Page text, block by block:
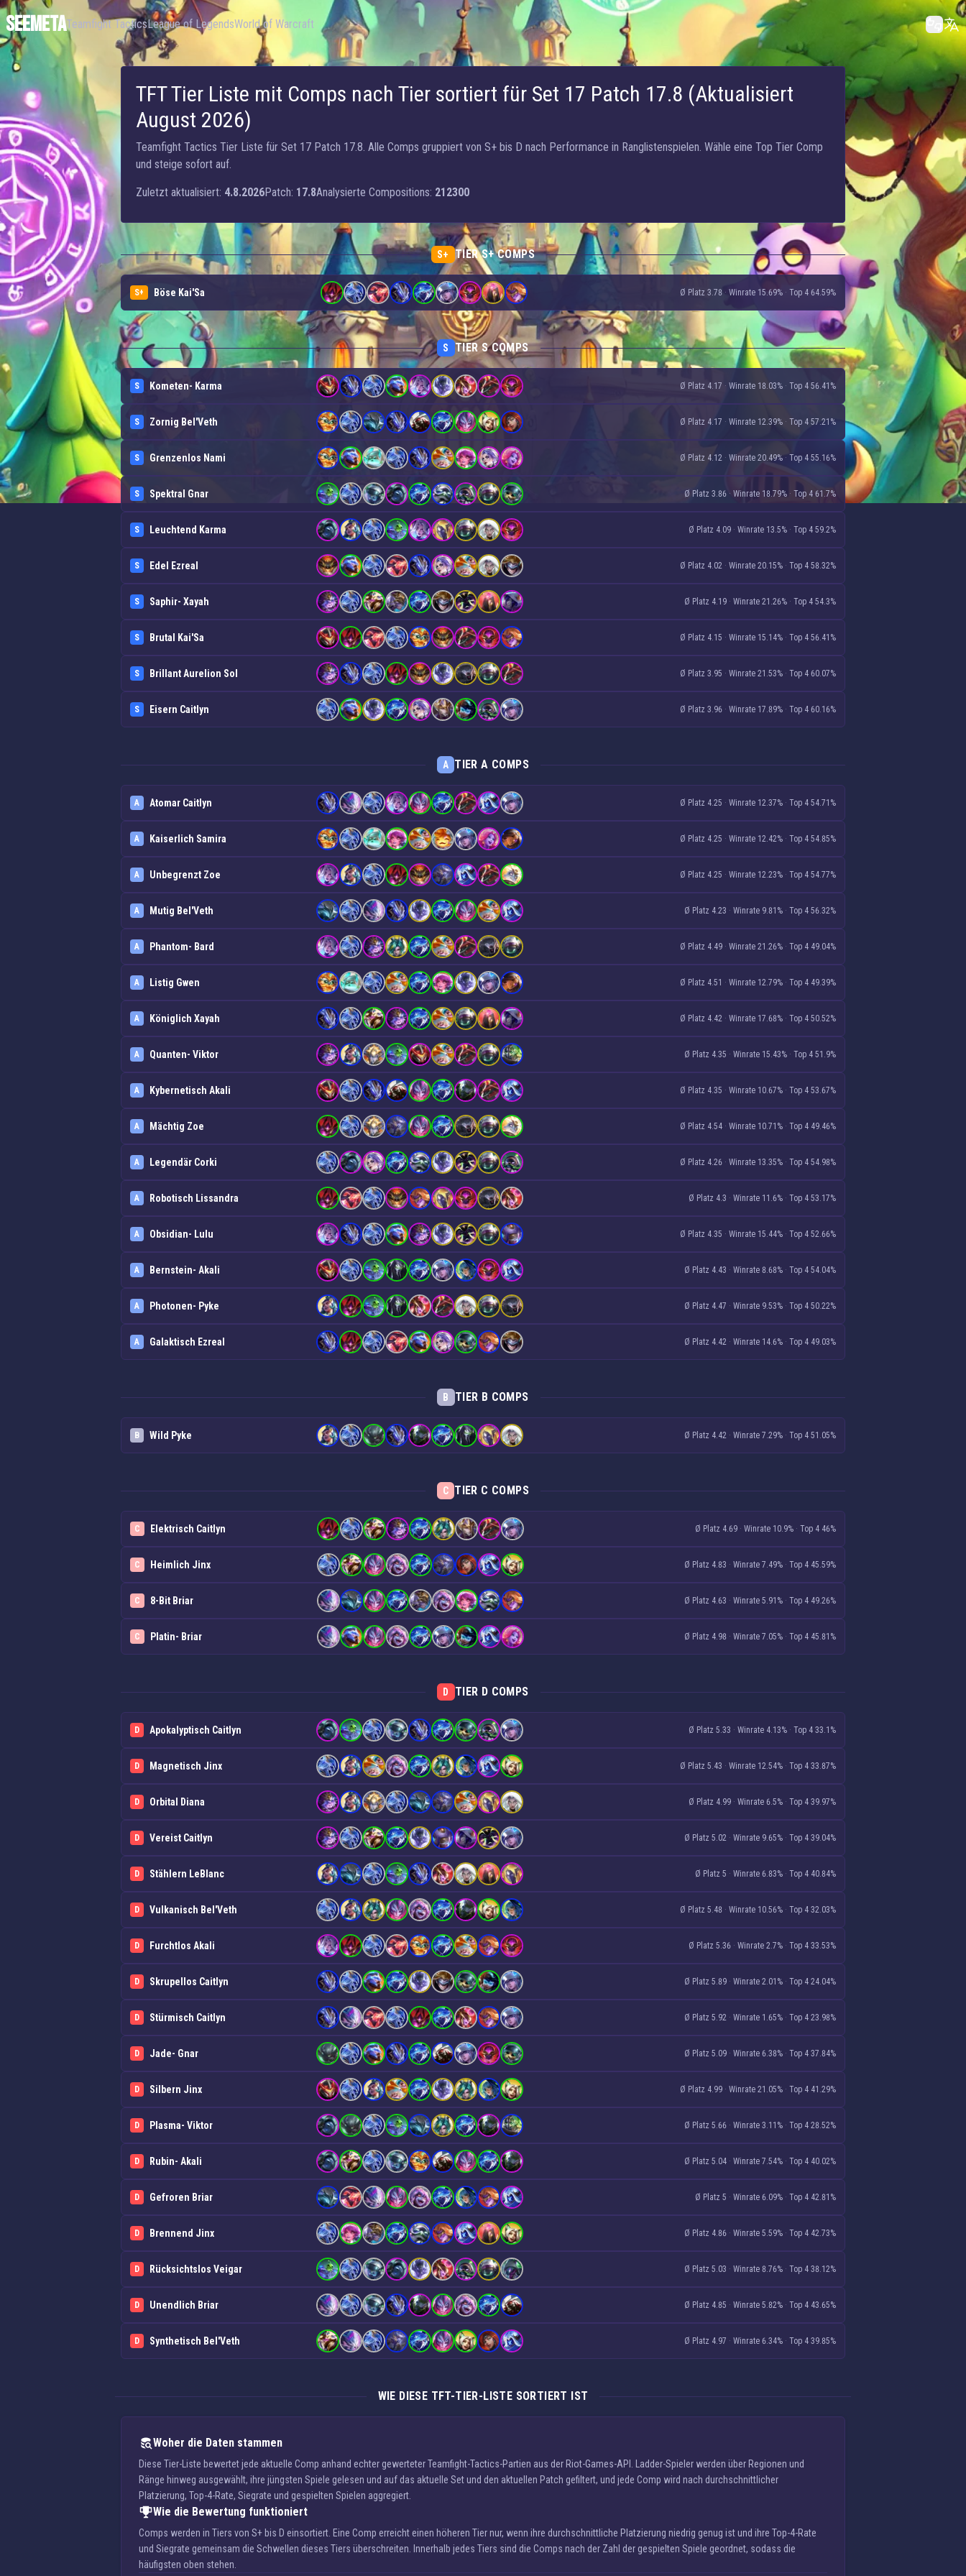
SEEMETATeamfight TacticsLeague of LegendsWorld of Warcraft
TFT Tier Liste mit Comps nach Tier sortiert für Set 17 Patch 17.8 (Aktualisiert
August 2026)
Teamfight Tactics Tier Liste für Set 17 Patch 17.8. Alle Comps gruppiert von S+ bis D nach Performance in Ranglistenspielen. Wähle eine Top Tier Comp
und steige sofort auf.
Zuletzt aktualisiert: 4.8.2026Patch: 17.8Analysierte Compositions: 212300
S+ TIER S+ COMPS
S+ Böse Kai'Sa Ø Platz 3.78 · Winrate 15.69% · Top 4 64.59%
S TIER S COMPS
S Kometen- Karma Ø Platz 4.17 · Winrate 18.03% · Top 4 56.41%
S Zornig Bel'Veth Ø Platz 4.17 · Winrate 12.39% · Top 4 57.21%
S Grenzenlos Nami Ø Platz 4.12 · Winrate 20.49% · Top 4 55.16%
S Spektral Gnar Ø Platz 3.86 · Winrate 18.79% · Top 4 61.7%
S Leuchtend Karma Ø Platz 4.09 · Winrate 13.5% · Top 4 59.2%
S Edel Ezreal Ø Platz 4.02 · Winrate 20.15% · Top 4 58.32%
S Saphir- Xayah Ø Platz 4.19 · Winrate 21.26% · Top 4 54.3%
S Brutal Kai'Sa Ø Platz 4.15 · Winrate 15.14% · Top 4 56.41%
S Brillant Aurelion Sol Ø Platz 3.95 · Winrate 21.53% · Top 4 60.07%
S Eisern Caitlyn Ø Platz 3.96 · Winrate 17.89% · Top 4 60.16%
A TIER A COMPS
A Atomar Caitlyn Ø Platz 4.25 · Winrate 12.37% · Top 4 54.71%
A Kaiserlich Samira Ø Platz 4.25 · Winrate 12.42% · Top 4 54.85%
A Unbegrenzt Zoe Ø Platz 4.25 · Winrate 12.23% · Top 4 54.77%
A Mutig Bel'Veth Ø Platz 4.23 · Winrate 9.81% · Top 4 56.32%
A Phantom- Bard Ø Platz 4.49 · Winrate 21.26% · Top 4 49.04%
A Listig Gwen Ø Platz 4.51 · Winrate 12.79% · Top 4 49.39%
A Königlich Xayah Ø Platz 4.42 · Winrate 17.68% · Top 4 50.52%
A Quanten- Viktor Ø Platz 4.35 · Winrate 15.43% · Top 4 51.9%
A Kybernetisch Akali Ø Platz 4.35 · Winrate 10.67% · Top 4 53.67%
A Mächtig Zoe Ø Platz 4.54 · Winrate 10.71% · Top 4 49.46%
A Legendär Corki Ø Platz 4.26 · Winrate 13.35% · Top 4 54.98%
A Robotisch Lissandra Ø Platz 4.3 · Winrate 11.6% · Top 4 53.17%
A Obsidian- Lulu Ø Platz 4.35 · Winrate 15.44% · Top 4 52.66%
A Bernstein- Akali Ø Platz 4.43 · Winrate 8.68% · Top 4 54.04%
A Photonen- Pyke Ø Platz 4.47 · Winrate 9.53% · Top 4 50.22%
A Galaktisch Ezreal Ø Platz 4.42 · Winrate 14.6% · Top 4 49.03%
B TIER B COMPS
B Wild Pyke Ø Platz 4.42 · Winrate 7.29% · Top 4 51.05%
C TIER C COMPS
C Elektrisch Caitlyn Ø Platz 4.69 · Winrate 10.9% · Top 4 46%
C Heimlich Jinx Ø Platz 4.83 · Winrate 7.49% · Top 4 45.59%
C 8-Bit Briar Ø Platz 4.63 · Winrate 5.91% · Top 4 49.26%
C Platin- Briar Ø Platz 4.98 · Winrate 7.05% · Top 4 45.81%
D TIER D COMPS
D Apokalyptisch Caitlyn Ø Platz 5.33 · Winrate 4.13% · Top 4 33.1%
D Magnetisch Jinx Ø Platz 5.43 · Winrate 12.54% · Top 4 33.87%
D Orbital Diana Ø Platz 4.99 · Winrate 6.5% · Top 4 39.97%
D Vereist Caitlyn Ø Platz 5.02 · Winrate 9.65% · Top 4 39.04%
D Stählern LeBlanc Ø Platz 5 · Winrate 6.83% · Top 4 40.84%
D Vulkanisch Bel'Veth Ø Platz 5.48 · Winrate 10.56% · Top 4 32.03%
D Furchtlos Akali Ø Platz 5.36 · Winrate 2.7% · Top 4 33.53%
D Skrupellos Caitlyn Ø Platz 5.89 · Winrate 2.01% · Top 4 24.04%
D Stürmisch Caitlyn Ø Platz 5.92 · Winrate 1.65% · Top 4 23.98%
D Jade- Gnar Ø Platz 5.09 · Winrate 6.38% · Top 4 37.84%
D Silbern Jinx Ø Platz 4.99 · Winrate 21.05% · Top 4 41.29%
D Plasma- Viktor Ø Platz 5.66 · Winrate 3.11% · Top 4 28.52%
D Rubin- Akali Ø Platz 5.04 · Winrate 7.54% · Top 4 40.02%
D Gefroren Briar Ø Platz 5 · Winrate 6.09% · Top 4 42.81%
D Brennend Jinx Ø Platz 4.86 · Winrate 5.59% · Top 4 42.73%
D Rücksichtslos Veigar Ø Platz 5.03 · Winrate 8.76% · Top 4 38.12%
D Unendlich Briar Ø Platz 4.85 · Winrate 5.82% · Top 4 43.65%
D Synthetisch Bel'Veth Ø Platz 4.97 · Winrate 6.34% · Top 4 39.85%
WIE DIESE TFT-TIER-LISTE SORTIERT IST
Woher die Daten stammen
Diese Tier-Liste bewertet jede aktuelle Comp anhand echter gewerteter Teamfight-Tactics-Partien aus der Riot-Games-API. Ladder-Spieler werden über Regionen und
Ränge hinweg ausgewählt, ihre jüngsten Spiele gelesen und auf das aktuelle Set und den aktuellen Patch gefiltert, und jede Comp wird nach durchschnittlicher
Platzierung, Top-4-Rate, Siegrate und gespielten Spielen aggregiert.
Wie die Bewertung funktioniert
Comps werden in Tiers von S+ bis D einsortiert. Eine Comp erreicht einen höheren Tier nur, wenn ihre durchschnittliche Platzierung niedrig genug ist und ihre Top-4-Rate
und Siegrate gemeinsam die Schwellen dieses Tiers überschreiten. Innerhalb jedes Tiers sind die Comps nach der Zahl der gespielten Spiele geordnet, sodass die
häufigsten oben stehen.